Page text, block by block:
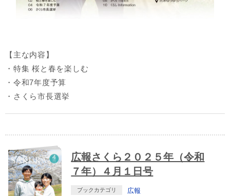
【主な内容】
・特集 桜と春を楽しむ
・令和7年度予算
・さくら市長選挙
広報さくら２０２５年（令和
７年）４月１日号
ブックカテゴリ 広報